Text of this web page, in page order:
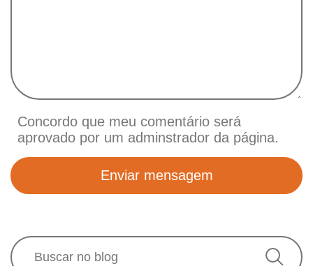
Concordo que meu comentário será
aprovado por um adminstrador da página.